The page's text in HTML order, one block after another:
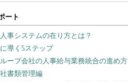
ート
事システムの在り方とは？
導く5ステップ
ープ会社の人事給与業務統合の進め方
書類管理編